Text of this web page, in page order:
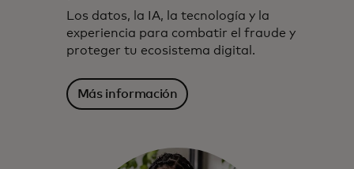
Los datos, la IA, la tecnología y la
experiencia para combatir el fraude y
proteger tu ecosistema digital.​
Más información